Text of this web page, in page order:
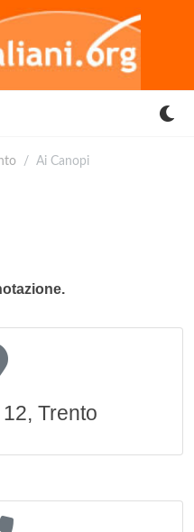
Ai Canopi
Trento